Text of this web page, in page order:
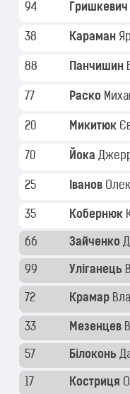
94 Гришкевич
38 Караман
88 Панчишин
77 Раско
20 Микитюк
70 Йока
25 Іванов
35 Кобернюк
66 Зайченко
99 Уліганець
72 Крамар
33 Мезенцев
57 Білоконь
17 Костриця